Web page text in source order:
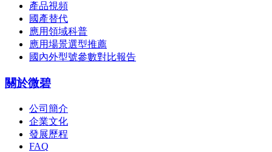
產品視頻
國產替代
應用領域科普
應用場景選型推薦
國內外型號參數對比報告
關於微碧
公司簡介
企業文化
發展歷程
FAQ